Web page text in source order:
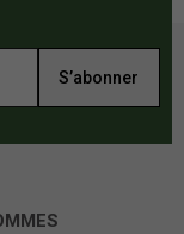
S’abonner